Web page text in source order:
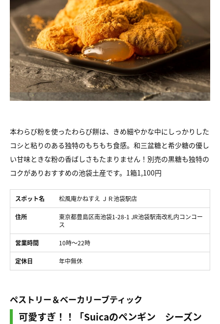
本わらび粉を使ったわらび餅は、きめ細やかな中にしっかりした
コシと粘りのある独特のもちもち食感。和三盆糖と希少糖の優し
い甘味ときな粉の香ばしさもたまりません！別売の黒糖も独特の
コクがありおすすめの池袋土産です。1箱1,100円
スポット名 松風庵かねすえ ＪＲ池袋駅店
住所
東京都豊島区南池袋1-28-1 JR池袋駅南改札内コンコー
ス
営業時間 10時～22時
定休日 年中無休
ペストリー＆ベーカリーブティック
可愛すぎ！！「Suicaのペンギン シーズン